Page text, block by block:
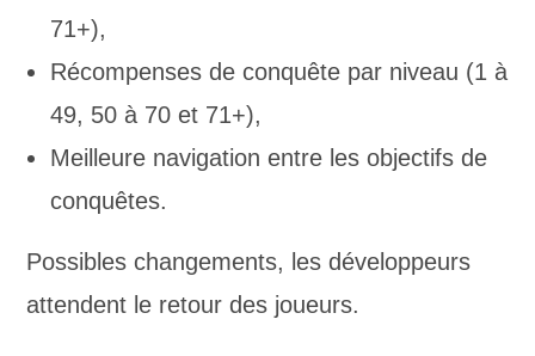
71+),
Récompenses de conquête par niveau (1 à
49, 50 à 70 et 71+),
Meilleure navigation entre les objectifs de
conquêtes.
Possibles changements, les développeurs
attendent le retour des joueurs.